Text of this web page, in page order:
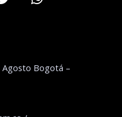
Agosto Bogotá –